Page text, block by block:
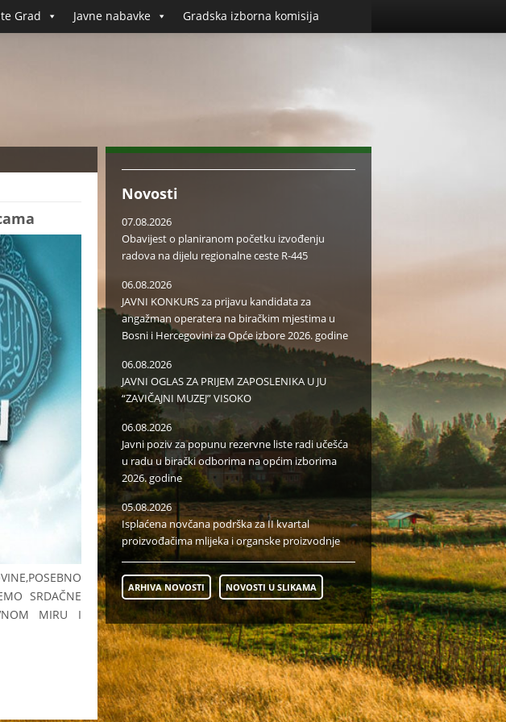
Grad Javne nabavke Gradska izborna komisija
SRDAČNE
MIRU I
Novosti
07.08.2026
Obavijest o planiranom početku izvođenju
radova na dijelu regionalne ceste R-445
06.08.2026
JAVNI KONKURS za prijavu kandidata za
angažman operatera na biračkim mjestima u
Bosni i Hercegovini za Opće izbore 2026. godine
06.08.2026
JAVNI OGLAS ZA PRIJEM ZAPOSLENIKA U JU
“ZAVIČAJNI MUZEJ” VISOKO
06.08.2026
Javni poziv za popunu rezervne liste radi učešća
u radu u birački odborima na općim izborima
2026. godine
05.08.2026
Isplaćena novčana podrška za II kvartal
proizvođačima mlijeka i organske proizvodnje
ARHIVA NOVOSTI NOVOSTI U SLIKAMA